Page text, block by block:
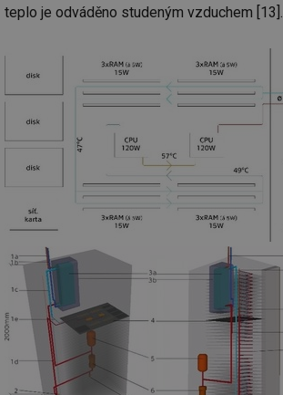
teplo je odváděno studeným vzduchem [13].